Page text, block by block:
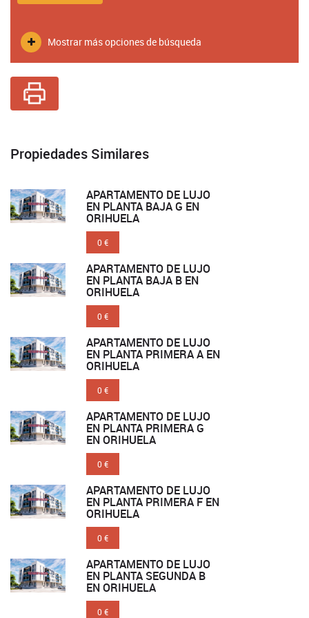
Mostrar más opciones de búsqueda
Propiedades Similares
APARTAMENTO DE LUJO
EN PLANTA BAJA G EN
ORIHUELA
0 €
APARTAMENTO DE LUJO
EN PLANTA BAJA B EN
ORIHUELA
0 €
APARTAMENTO DE LUJO
EN PLANTA PRIMERA A EN
ORIHUELA
0 €
APARTAMENTO DE LUJO
EN PLANTA PRIMERA G
EN ORIHUELA
0 €
APARTAMENTO DE LUJO
EN PLANTA PRIMERA F EN
ORIHUELA
0 €
APARTAMENTO DE LUJO
EN PLANTA SEGUNDA B
EN ORIHUELA
0 €